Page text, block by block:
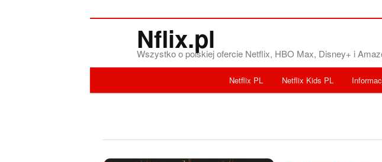
Nflix.pl
Wszystko o polskiej ofercie Netflix, HBO Max, Disney+ i
Netflix Kids PL
Netflix PL